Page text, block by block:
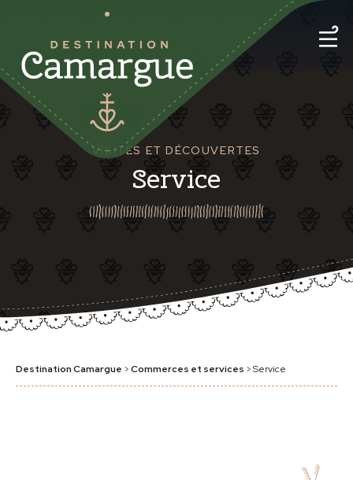
VISITES ET DÉCOUVERTES
Service
Destination Camargue >Commerces et services >Service